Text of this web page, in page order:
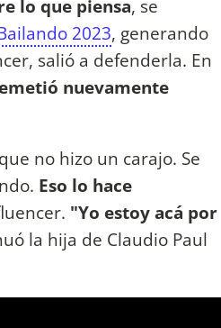
lo que piensa, se
2023, generando
salió a defenderla. En
nuevamente
no hizo un carajo. Se
Eso lo hace
"Yo estoy acá por
la hija de Claudio Paul